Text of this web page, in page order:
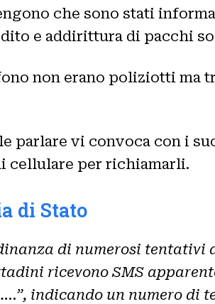
che sono stati
e addirittura di pacchi
non erano poliziotti
parlare vi convoca con i
cellulare per richiamarli.
di Stato
di numerosi
ricevono SMS
indicando un numero di